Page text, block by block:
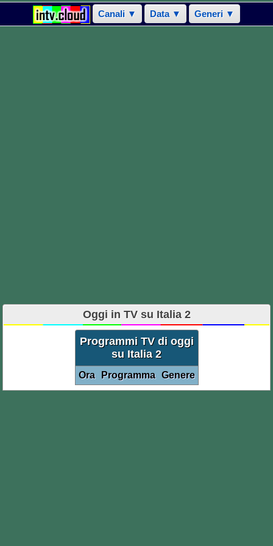
Canali ▼ Data ▼ Generi ▼
Oggi in TV su Italia 2
Programmi TV di oggi
su Italia 2
Ora Programma Genere